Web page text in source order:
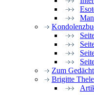
Zum
Brigitte